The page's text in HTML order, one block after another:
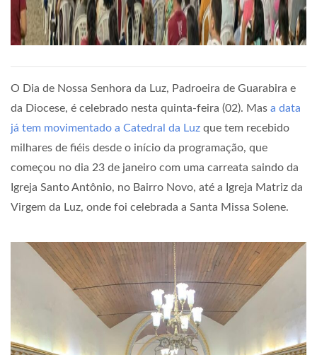
O Dia de Nossa Senhora da Luz, Padroeira de Guarabira e
da Diocese, é celebrado nesta quinta-feira (02). Mas a data
já tem movimentado a Catedral da Luz que tem recebido
milhares de fiéis desde o início da programação, que
começou no dia 23 de janeiro com uma carreata saindo da
Igreja Santo Antônio, no Bairro Novo, até a Igreja Matriz da
Virgem da Luz, onde foi celebrada a Santa Missa Solene.